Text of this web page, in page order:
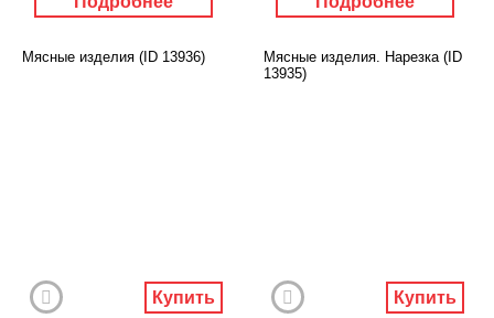
Мясные изделия (ID 13936)
Купить
Мясные изделия. Нарезка (ID
13935)
Купить